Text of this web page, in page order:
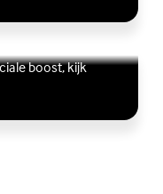
boost, kijk